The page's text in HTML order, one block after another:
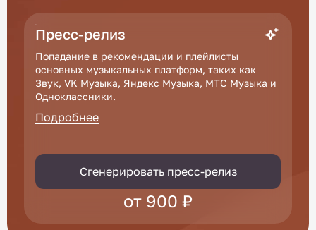
Пресс-релиз
Попадание в рекомендации и плейлисты
основных музыкальных платформ, таких как
Звук, VK Музыка, Яндекс Музыка, МТС Музыка и
Одноклассники.
Подробнее
Сгенерировать пресс-релиз
от 900 ₽